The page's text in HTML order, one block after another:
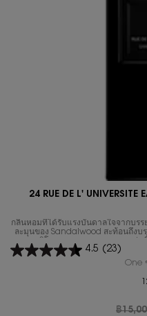
24 RUE DE L'
กลิ่นหอมที่ได้รับแรงบันดาลใจจากบรรยากา
ละมุนของ Sandalwood สะท้อนถึงบ
นุ่ม ช่วยขับเน้นความหอมแบบหนังขอ
สะอาดบริสุทธิ์ช่วยเพิ่
4.5 (23)
One
ราคาเ
฿